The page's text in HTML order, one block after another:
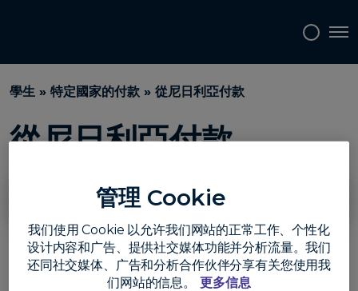
常
見
題
解
學生 » 特定國家的付款 » 從尼日利亞付款
從尼日利亞付款
在尼日利亞完成付款時，有哪些付款方式？
返回常見問題選單
管理 Cookie
我们使用 Cookie 以允许我们网站的正常工作、个性化
设计内容和广告、提供社交媒体功能并分析流量。我们
还同社交媒体、广告和分析合作伙伴分享有关您使用我
们网站的信息。
更多信息